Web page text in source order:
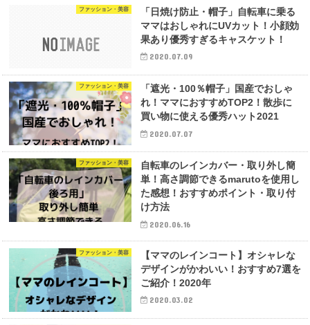
ファッション・美容
「日焼け防止・帽子」自転車に乗る
ママはおしゃれにUVカット！小顔効
果あり優秀すぎるキャスケット！
2020.07.09
ファッション・美容
「遮光・100％帽子」国産でおしゃ
れ！ママにおすすめTOP2！散歩に
買い物に使える優秀ハット2021
2020.07.07
ファッション・美容
自転車のレインカバー・取り外し簡
単！高さ調節できるmarutoを使用し
た感想！おすすめポイント・取り付
け方法
2020.06.16
ファッション・美容
【ママのレインコート】オシャレな
デザインがかわいい！おすすめ7選を
ご紹介！2020年
2020.03.02